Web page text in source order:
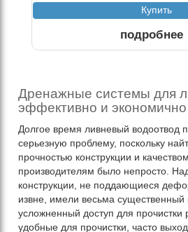
подробнее
Дренажные системы для
эффективно и экономично
Долгое время ливневый водоотвод
серьезную проблему, поскольку
прочностью конструкции и
производителям было непросто.
конструкции, не поддающиеся
извне, имели весьма существенный
усложненный доступ для
удобные для прочистки, часто